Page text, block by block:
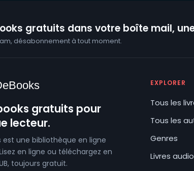
gratuits dans votre boîte mail,
désabonnement à tout moment.
gratuits pour
lecteur.
est une bibliothèque en ligne
en ligne ou téléchargez en
toujours gratuit.
EXPLORER
Tous les
Tous les
Genres
Livres audio